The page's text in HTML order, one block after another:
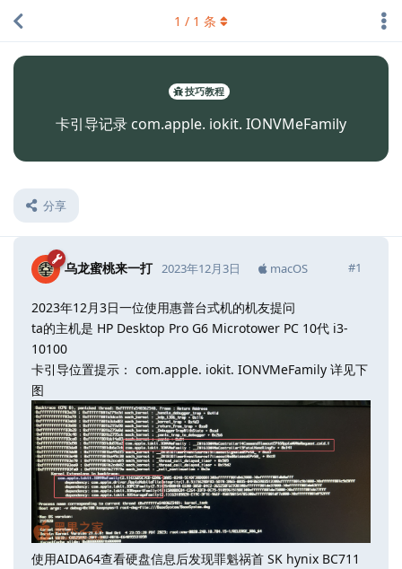
技巧教程
卡引导记录 com.apple. iokit. IONVMeFamily
分享
1 / 1 条
乌龙蜜桃来一打 2023年12月3日 #1
macOS
2023年12月3日一位使用惠普台式机的机友提问
ta的主机是 HP Desktop Pro G6 Microtower PC 10代 i3-
10100
卡引导位置提示： com.apple. iokit. IONVMeFamily 详见下
图
使用AIDA64查看硬盘信息后发现罪魁祸首 SK hynix BC711